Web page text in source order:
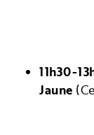
11h30-
Jaune